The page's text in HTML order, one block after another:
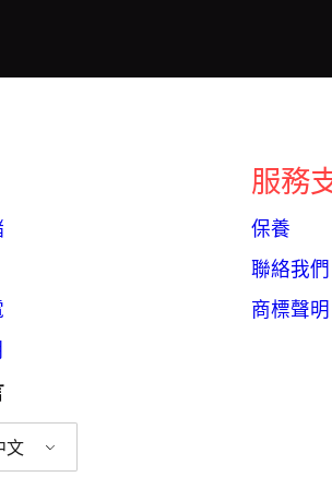
服務
保養
聯絡我們
商標聲明
文